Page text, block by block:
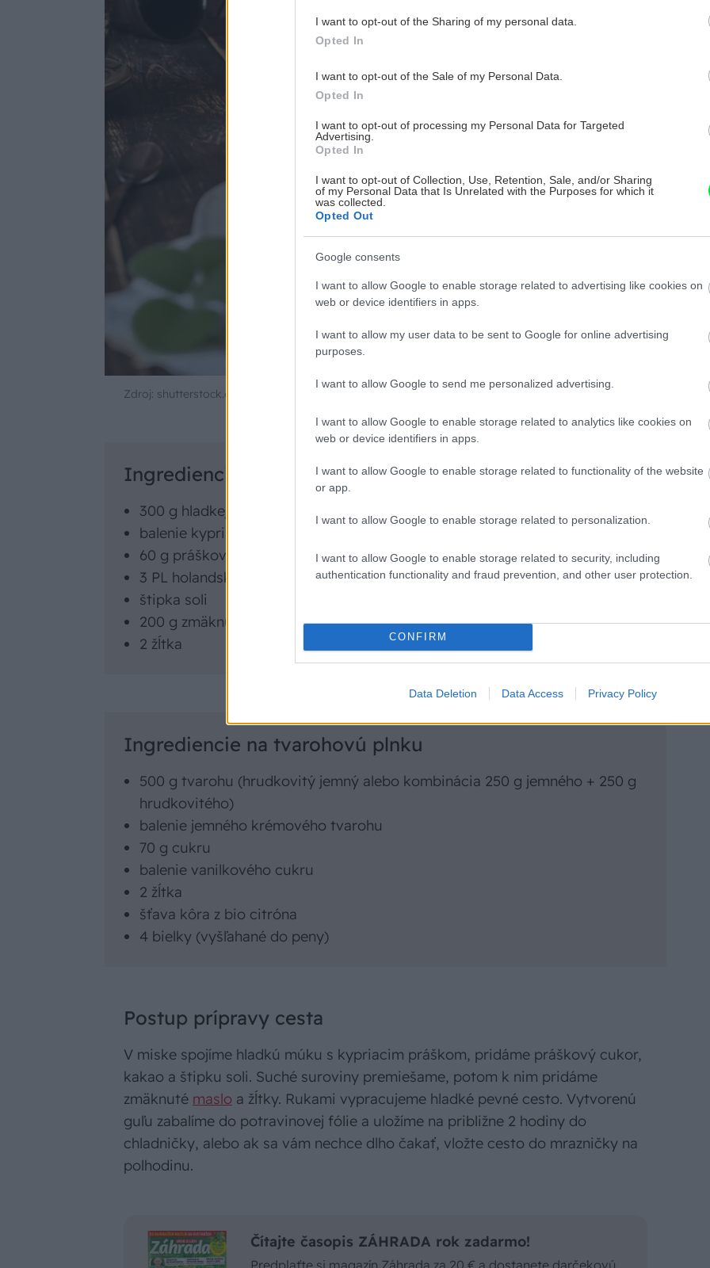
I want to opt-out of the Sharing of my personal data.
Opted In
I want to opt-out of the Sale of my Personal Data.
Opted In
I want to opt-out of processing my Personal Data for Targeted
Advertising.
Opted In
I want to opt-out of Collection, Use, Retention, Sale, and/or Sharing
of my Personal Data that Is Unrelated with the Purposes for which it
was collected.
Opted Out
Google consents
I want to allow Google to enable storage related to advertising like cookies on
web or device identifiers in apps.
I want to allow my user data to be sent to Google for online advertising
purposes.
I want to allow Google to send me personalized advertising.
I want to allow Google to enable storage related to analytics like cookies on
web or device identifiers in apps.
I want to allow Google to enable storage related to functionality of the website
or app.
I want to allow Google to enable storage related to personalization.
I want to allow Google to enable storage related to security, including
authentication functionality and fraud prevention, and other user protection.
CONFIRM
Data Deletion Data Access Privacy Policy
Zdroj: shutterstock.com
Ingrediencie na cesto (plech 30 × 40 cm)
300 g hladkej múky
balenie kypriaceho prášku
60 g práškového cukru (podľa chuti aj viac)
3 PL holandského kakaa
štipka soli
200 g zmäknutého masla
2 žĺtka
Ingrediencie na tvarohovú plnku
500 g tvarohu (hrudkovitý jemný alebo kombinácia 250 g jemného + 250 g
hrudkovitého)
balenie jemného krémového tvarohu
70 g cukru
balenie vanilkového cukru
2 žĺtka
šťava kôra z bio citróna
4 bielky (vyšľahané do peny)
Postup prípravy cesta
V miske spojíme hladkú múku s kypriacim práškom, pridáme práškový cukor,
kakao a štipku soli. Suché suroviny premiešame, potom k nim pridáme
zmäknuté maslo a žĺtky. Rukami vypracujeme hladké pevné cesto. Vytvorenú
guľu zabalíme do potravinovej fólie a uložíme na približne 2 hodiny do
chladničky, alebo ak sa vám nechce dlho čakať, vložte cesto do mrazničky na
polhodinu.
Čítajte časopis ZÁHRADA rok zadarmo!
Predplaťte si magazín Záhrada za 20 € a dostanete darčekovú